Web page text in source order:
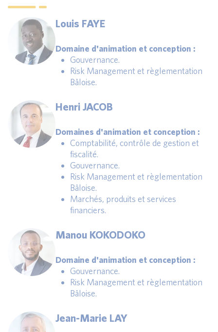
Louis FAYE
Domaine d'animation et conception :
Gouvernance.
Risk Management et règlementation
Bâloise.
Henri JACOB
Domaines d'animation et conception :
Comptabilité, contrôle de gestion et
fiscalité.
Gouvernance.
Risk Management et règlementation
Bâloise.
Marchés, produits et services
financiers.
Manou KOKODOKO
Domaine d'animation et conception :
Gouvernance.
Risk Management et règlementation
Bâloise.
Jean-Marie LAY